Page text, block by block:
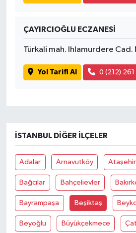
ÇAYIRCIOĞLU ECZANESİ
Türkali mah. Ihlamurdere Cad.
Yol Tarifi Al 0 (212) 261
İSTANBUL DIĞER İLÇELER
Adalar Arnavutköy Ataşehir
Bağcılar Bahçelievler
Bayrampaşa Beşiktaş
Beyoğlu Büyükçekmece
Resmi İlanlar
SİYASET
Sındırgı
SPOR
SÜRMANŞET